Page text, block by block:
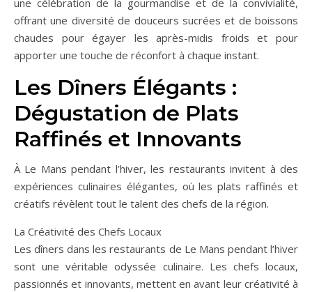
une célébration de la gourmandise et de la convivialité,
offrant une diversité de douceurs sucrées et de boissons
chaudes pour égayer les après-midis froids et pour
apporter une touche de réconfort à chaque instant.
Les Dîners Élégants :
Dégustation de Plats
Raffinés et Innovants
À Le Mans pendant l’hiver, les restaurants invitent à des
expériences culinaires élégantes, où les plats raffinés et
créatifs révèlent tout le talent des chefs de la région.
La Créativité des Chefs Locaux
Les dîners dans les restaurants de Le Mans pendant l’hiver
sont une véritable odyssée culinaire. Les chefs locaux,
passionnés et innovants, mettent en avant leur créativité à